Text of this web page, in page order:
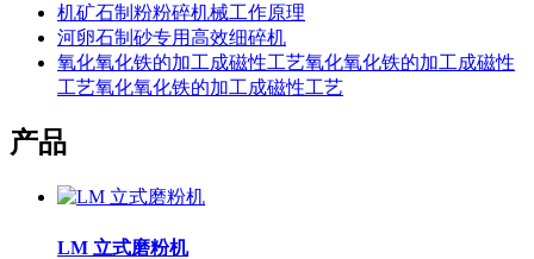
机矿石制粉粉碎机械工作原理
河卵石制砂专用高效细碎机
氧化氧化铁的加工成磁性工艺氧化氧化铁的加工成磁性
工艺氧化氧化铁的加工成磁性工艺
产品
LM 立式磨粉机